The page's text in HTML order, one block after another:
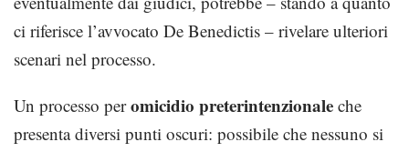
ci riferisce l’avvocato De Benedictis – rivelare ulteriori
scenari nel processo.
Un processo peromicidio preterintenzionale che
presenta diversi punti oscuri: possibile che nessuno si